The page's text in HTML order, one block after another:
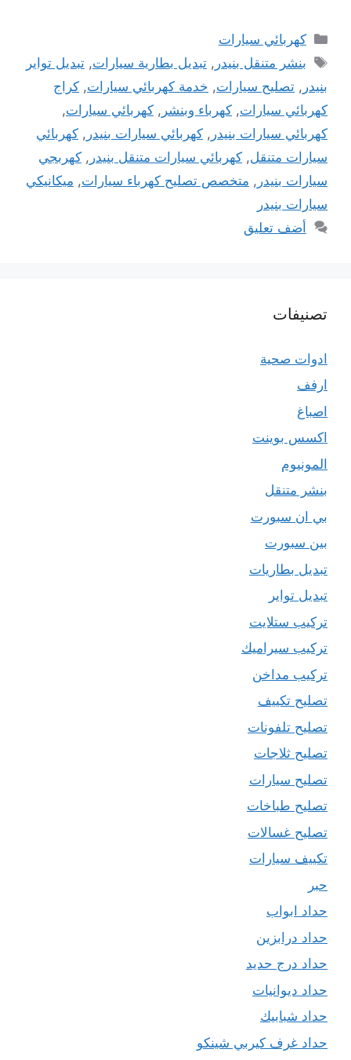
التصنيفات
كهربائي سيارات
الوسوم
بنشر متنقل بنيدر ,تبديل بطارية سيارات,تبديل تواير
بنيدر , تصليح سيارات, خدمة كهربائي سيارات, كراج
كهربائي سيارات, كهرباء وبنشر , كهربائي سيارات,
كهربائي سيارات بنيدر , كهربائي سيارات بنيدر , كهربائي
سيارات متنقل, كهربائي سيارات متنقل بنيدر , كهربجي
سيارات بنيدر , متخصص تصليح كهرباء سيارات, ميكانيكي
سيارات بنيدر
أضف تعليق
تصنيفات
ادوات صحية
ارفف
اصباغ
اكسس بوينت
المونيوم
بنشر متنقل
بي ان سبورت
بين سبورت
تبديل بطاريات
تبديل تواير
تركيب ستلايت
تركيب سيراميك
تركيب مداخن
تصليح تكييف
تصليح تلفونات
تصليح ثلاجات
تصليح سيارات
تصليح طباخات
تصليح غسالات
تكييف سيارات
حبر
حداد ابواب
حداد درابزين
حداد درج حديد
حداد ديوانيات
حداد شبابيك
حداد غرف كيربي شينكو